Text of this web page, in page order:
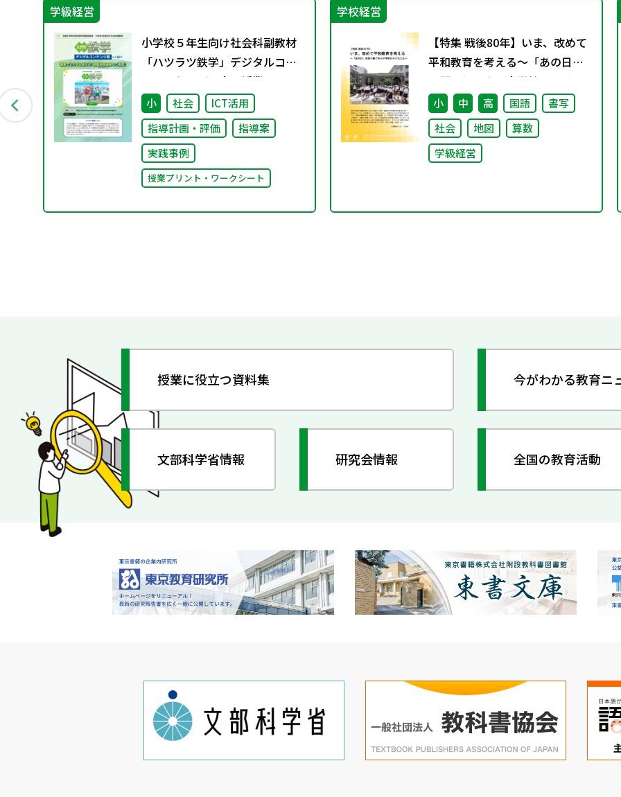
学級経営
小学校５年生向け社会科副教材
「ハツラツ鉄学」デジタルコン
テンツ版のご紹介～授業でその
まま使える指導案やワークシー
トをご用意～
小 社会
ICT活用
指導計画・評価
指導案
実践事例
授業プリント・ワークシート
学校経営
【特集 戦後80年】いま、改めて
平和教育を考える〜「あの日」
を語り継ぐ本川小学校の子ども
たち〜
小 中 高 国語
書写
社会
地図
算数
学級経営
授業に役立つ資料集 今がわかる教育ニ
文部科学省情報 研究会情報 全国の教育活動